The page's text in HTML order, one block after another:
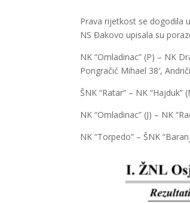
Prava rijetkost se dogodila
NS Đakovo upisala su
NK “Omladinac” (P) – NK
Pongračić Mihael 38′,
ŠNK “Ratar” – NK “Hajduk”
NK “Omladinac” (J) – NK
NK “Torpedo” – ŠNK